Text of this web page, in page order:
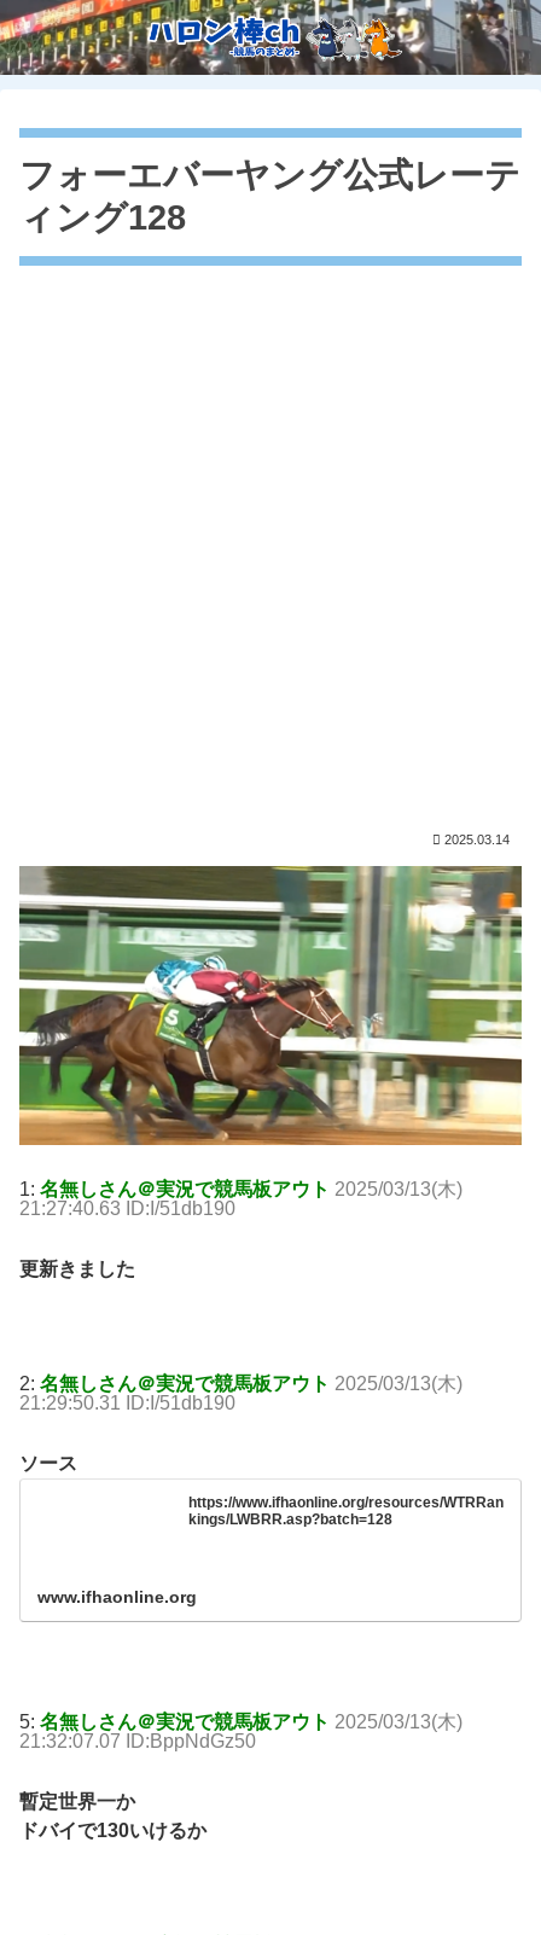
フォーエバーヤング公式レーテ
ィング128
2025.03.14
1: 名無しさん＠実況で競馬板アウト 2025/03/13(木)
21:27:40.63 ID:I/51db190
更新きました
2: 名無しさん＠実況で競馬板アウト 2025/03/13(木)
21:29:50.31 ID:I/51db190
ソース
https://www.ifhaonline.org/resources/WTRRan
kings/LWBRR.asp?batch=128
www.ifhaonline.org
5: 名無しさん＠実況で競馬板アウト 2025/03/13(木)
21:32:07.07 ID:BppNdGz50
暫定世界一か
ドバイで130いけるか